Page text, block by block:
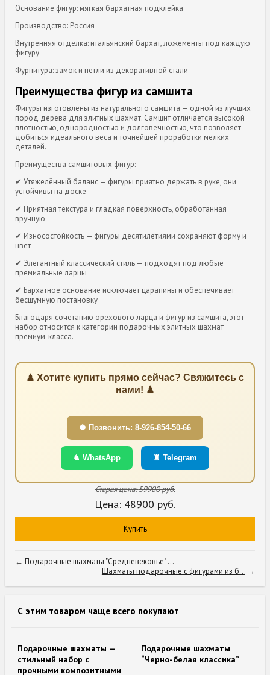
Основание фигур: мягкая бархатная подклейка
Производство: Россия
Внутренняя отделка: итальянский бархат, ложементы под каждую
фигуру
Фурнитура: замок и петли из декоративной стали
Преимущества фигур из самшита
Фигуры изготовлены из натурального самшита — одной из лучших
пород дерева для элитных шахмат. Самшит отличается высокой
плотностью, однородностью и долговечностью, что позволяет
добиться идеального веса и точнейшей проработки мелких
деталей.
Преимущества самшитовых фигур:
✔ Утяжелённый баланс — фигуры приятно держать в руке, они
устойчивы на доске
✔ Приятная текстура и гладкая поверхность, обработанная
вручную
✔ Износостойкость — фигуры десятилетиями сохраняют форму и
цвет
✔ Элегантный классический стиль — подходят под любые
премиальные ларцы
✔ Бархатное основание исключает царапины и обеспечивает
бесшумную постановку
Благодаря сочетанию орехового ларца и фигур из самшита, этот
набор относится к категории подарочных элитных шахмат
премиум-класса.
♟ Хотите купить прямо сейчас? Свяжитесь с
нами! ♟
♚ Позвонить: 8‑926‑854‑50‑66
♞ WhatsApp ♜ Telegram
Старая цена:59900руб.
Цена: 48900 руб.
Купить
←Подарочные шахматы "Средневековье" ...
Шахматы подарочные с фигурами из б...→
С этим товаром чаще всего покупают
Подарочные шахматы —
стильный набор с
прочными композитными
Подарочные шахматы
“Черно-белая классика”